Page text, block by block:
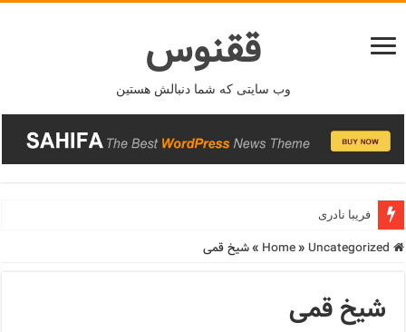
ققنوس
وب سایتی که شما دنبالش هستین
فریبا نادری
» Uncategorized
»شیخ قمی
شیخ قمی